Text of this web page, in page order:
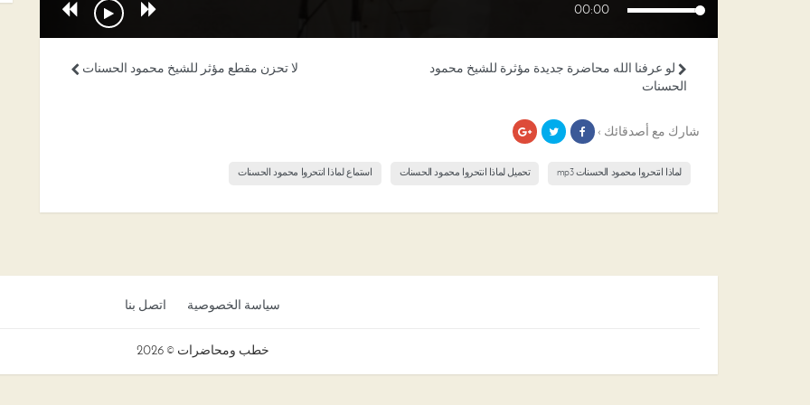
00:00
لا تحزن مقطع مؤثر للشيخ محمود الحسنات
لو عرفنا الله محاضرة جديدة مؤثرة للشيخ محمود
الحسنات
شارك مع أصدقائك ›
لماذا انتحروا محمود الحسنات mp3 تحميل لماذا انتحروا محمود الحسنات استماع لماذا انتحروا محمود الحسنات
سياسة الخصوصية اتصل بنا
خطب ومحاضرات © 2026